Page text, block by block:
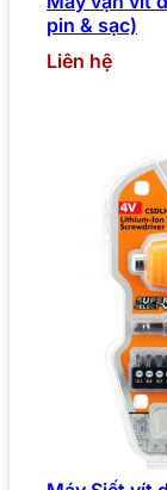
pin & sạc)
Liên hệ